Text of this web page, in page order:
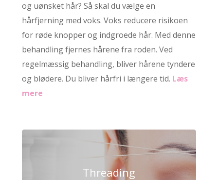
og uønsket hår? Så skal du vælge en
hårfjerning med voks. Voks reducere risikoen
for røde knopper og indgroede hår. Med denne
behandling fjernes hårene fra roden. Ved
regelmæssig behandling, bliver hårene tyndere
og blødere. Du bliver hårfri i længere tid. Læs
mere
Threading